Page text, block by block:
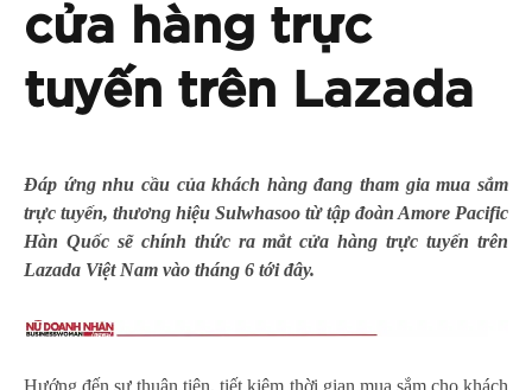
cửa hàng trực
tuyến trên Lazada
Đáp ứng nhu cầu của khách hàng đang tham gia mua sắm
trực tuyến, thương hiệu Sulwhasoo từ tập đoàn Amore Pacific
Hàn Quốc sẽ chính thức ra mắt cửa hàng trực tuyến trên
Lazada Việt Nam vào tháng 6 tới đây.
Hướng đến sự thuận tiện, tiết kiệm thời gian mua sắm cho khách